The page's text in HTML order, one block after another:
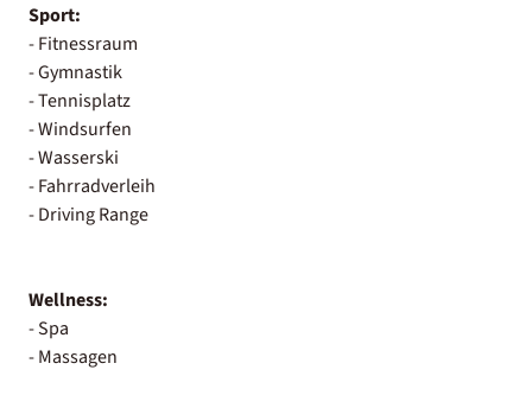
Sport:
- Fitnessraum
- Gymnastik
- Tennisplatz
- Windsurfen
- Wasserski
- Fahrradverleih
- Driving Range
Wellness:
- Spa
- Massagen